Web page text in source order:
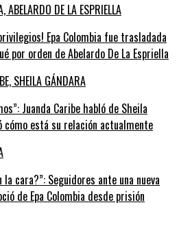
Epa Colombia fue trasladada
por orden de Abelardo De La Espriella
Juanda Caribe habló de Sheila
cómo está su relación actualmente
la cara?”: Seguidores ante una nueva
de Epa Colombia desde prisión